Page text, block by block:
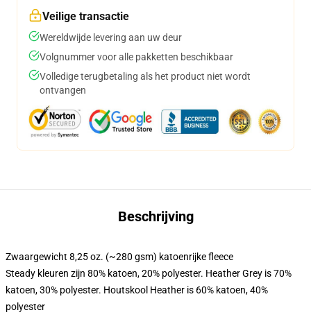
Veilige transactie
Wereldwijde levering aan uw deur
Volgnummer voor alle pakketten beschikbaar
Volledige terugbetaling als het product niet wordt
ontvangen
Beschrijving
Zwaargewicht 8,25 oz. (~280 gsm) katoenrijke fleece
Steady kleuren zijn 80% katoen, 20% polyester. Heather Grey is 70%
katoen, 30% polyester. Houtskool Heather is 60% katoen, 40%
polyester